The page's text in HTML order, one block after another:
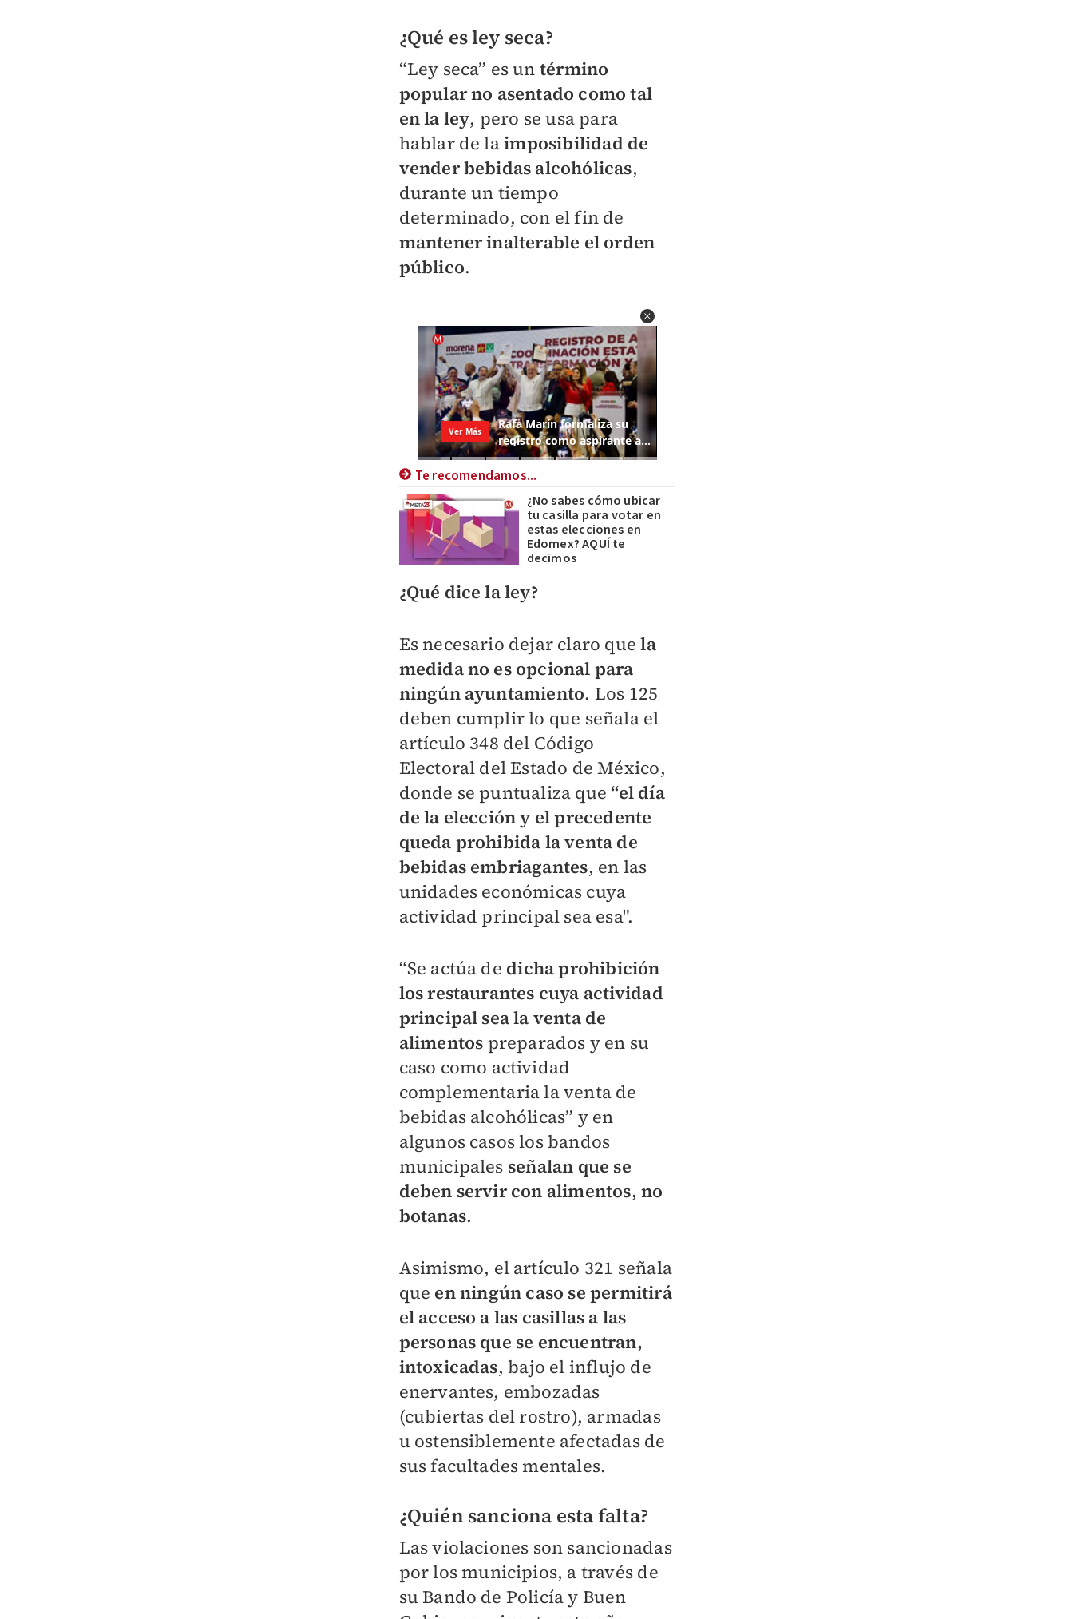
¿Qué es ley seca?
“Ley seca” es un término
popular no asentado como tal
en la ley, pero se usa para
hablar de laimposibilidad de
vender bebidas alcohólicas,
durante un tiempo
determinado, con el fin de
mantener inalterable el orden
público.
Te recomendamos...
¿No sabes cómo ubicar
tu casilla para votar en
estas elecciones en
Edomex? AQUÍ te
decimos
¿Qué dice la ley?
Es necesario dejar claro que la
medida no es opcional para
ningún ayuntamiento. Los 125
deben cumplir lo que señala el
artículo 348 del Código
Electoral del Estado de México,
donde se puntualiza que“el día
de la elección y el precedente
queda prohibida la venta de
bebidas embriagantes, en las
unidades económicas cuya
actividad principal sea esa".
“Se actúa de dicha prohibición
los restaurantes cuya actividad
principal sea la venta de
alimentos preparados y en su
caso como actividad
complementaria la venta de
bebidas alcohólicas” y en
algunos casos los bandos
municipales señalan que se
deben servir con alimentos, no
botanas.
Asimismo, el artículo 321 señala
que en ningún caso se permitirá
el acceso a las casillas a las
personas que se encuentran,
intoxicadas, bajo el influjo de
enervantes, embozadas
(cubiertas del rostro), armadas
u ostensiblemente afectadas de
sus facultades mentales.
¿Quién sanciona esta falta?
Las violaciones son sancionadas
por los municipios, a través de
su Bando de Policía y Buen